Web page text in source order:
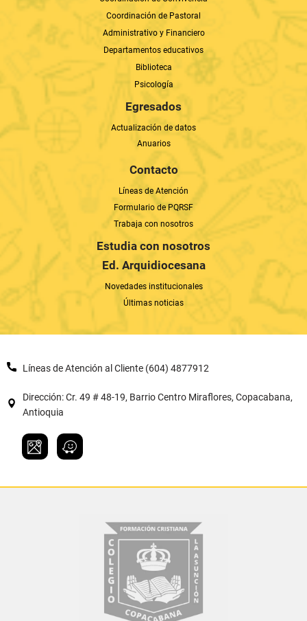
Coordinación de Pastoral
Administrativo y Financiero
Departamentos educativos
Biblioteca
Psicología
Egresados
Actualización de datos
Anuarios
Contacto
Líneas de Atención
Formulario de PQRSF
Trabaja con nosotros
Estudia con nosotros
Ed. Arquidiocesana
Novedades institucionales
Últimas noticias
Líneas de Atención al Cliente (604) 4877912
Dirección: Cr. 49 # 48-19, Barrio Centro Miraflores, Copacabana,
Antioquia